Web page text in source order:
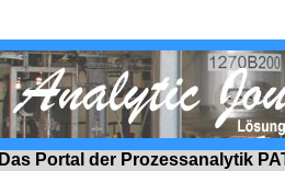
Das Portal der Prozessanalytik